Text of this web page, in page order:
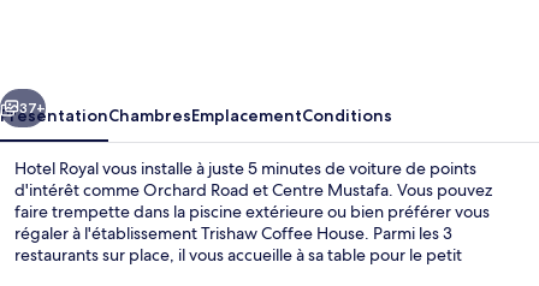
Suivant
37+
PrésentationChambresEmplacementConditions
Hotel Royal vous installe à juste 5 minutes de voiture de points
d'intérêt comme Orchard Road et Centre Mustafa. Vous pouvez
faire trempette dans la piscine extérieure ou bien préférer vous
régaler à l'établissement Trishaw Coffee House. Parmi les 3
restaurants sur place, il vous accueille à sa table pour le petit